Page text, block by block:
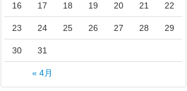
« 4月
16 17 18 19 20 21 22
23 24 25 26 27 28 29
30 31